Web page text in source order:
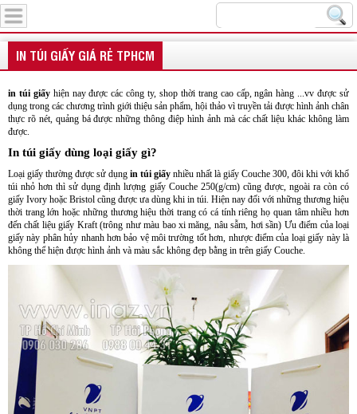
Menu
IN TÚI GIẤY GIÁ RẺ TPHCM
in túi giấyhiện nay được các công ty, shop thời trang cao cấp, ngân hàng ...vv được sử
dụng trong các chương trình giới thiệu sản phẩm, hội thảo vì truyền tải được hình ảnh chân
thực rõ nét, quảng bá được những thông điệp hình ảnh mà các chất liệu khác không làm
được.
In túi giấy dùng loại giấy gì?
Loại giấy thường được sử dụng in túi giấy nhiều nhất là giấy Couche 300, đôi khi với khổ
túi nhỏ hơn thì sử dụng định lượng giấy Couche 250(g/cm) cũng được, ngoài ra còn có
giấy Ivory hoặc Bristol cũng được ưa dùng khi in túi. Hiện nay đối với những thương hiệu
thời trang lớn hoặc những thương hiệu thời trang có cá tính riêng họ quan tâm nhiều hơn
đến chất liệu giấy Kraft (trông như màu bao xi măng, nâu sẫm, hơi sần) Ưu điểm của loại
giấy này phân hủy nhanh hơn bảo vệ môi trường tốt hơn, nhược điểm của loại giấy này là
không thể hiện được hình ảnh và màu sắc không đẹp bằng in trên giấy Couche.